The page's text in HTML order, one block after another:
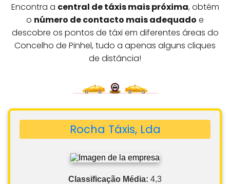
Encontra a central de táxis mais próxima, obtém
o número de contacto mais adequado e
descobre os pontos de táxi em diferentes áreas do
Concelho de Pinhel, tudo a apenas alguns cliques
de distância!
Rocha Táxis, Lda
Classificação Média: 4,3